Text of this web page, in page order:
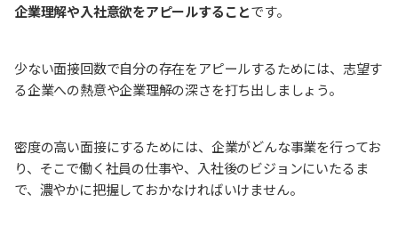
企業理解や入社意欲をアピールすることです。
少ない面接回数で自分の存在をアピールするためには、志望す
る企業への熱意や企業理解の深さを打ち出しましょう。
密度の高い面接にするためには、企業がどんな事業を行ってお
り、そこで働く社員の仕事や、入社後のビジョンにいたるま
で、濃やかに把握しておかなければいけません。